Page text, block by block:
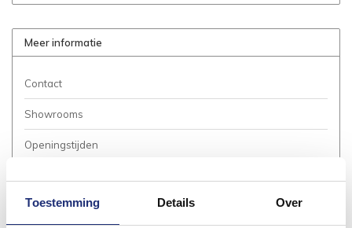
Toestemming Details Over
Meer informatie
Contact
Showrooms
Openingstijden
Betalen